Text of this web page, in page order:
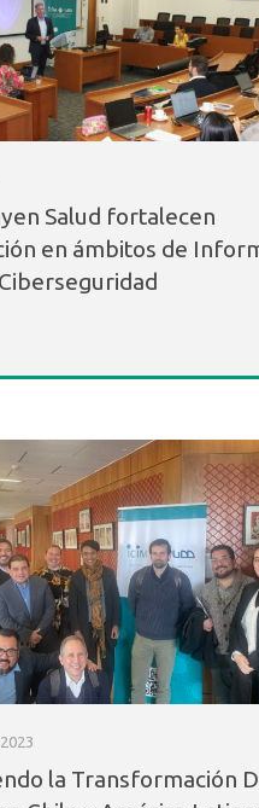
Salud fortalecen
en ámbitos de
la Transformación